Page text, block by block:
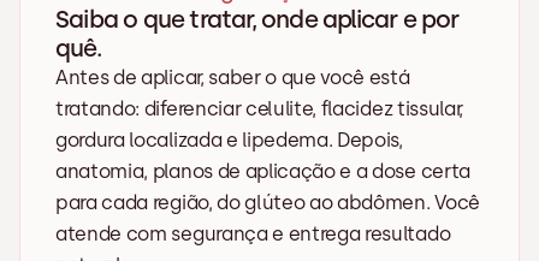
Saiba o que tratar, onde aplicar e por
quê.
Antes de aplicar, saber o que você está
tratando: diferenciar celulite, flacidez tissular,
gordura localizada e lipedema. Depois,
anatomia, planos de aplicação e a dose certa
para cada região, do glúteo ao abdômen. Você
atende com segurança e entrega resultado